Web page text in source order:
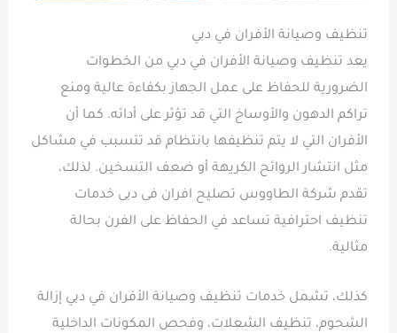
تنظيف وصيانة الأفران في دبي
يعد تنظيف وصيانة الأفران في دبي من الخطوات
الضرورية للحفاظ على عمل الجهاز بكفاءة عالية ومنع
تراكم الدهون والأوساخ التي قد تؤثر على أدائه. كما أن
الأفران التي لا يتم تنظيفها بانتظام قد تتسبب في مشاكل
مثل انتشار الروائح الكريهة أو ضعف التسخين. لذلك،
تقدم شركة الطاووس تصليح افران فى دبى خدمات
تنظيف احترافية تساعد في الحفاظ على الفرن بحالة
مثالية.
كذلك، تشمل خدمات تنظيف وصيانة الأفران في دبي إزالة
الشحوم، تنظيف الشعلات، وفحص المكونات الداخلية